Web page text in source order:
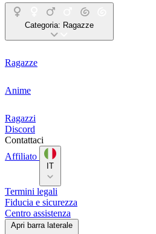
Categoria: Ragazze
Ragazze
Anime
Ragazzi
Discord
Contattaci
Affiliato
IT
Termini legali
Fiducia e sicurezza
Centro assistenza
Apri barra laterale